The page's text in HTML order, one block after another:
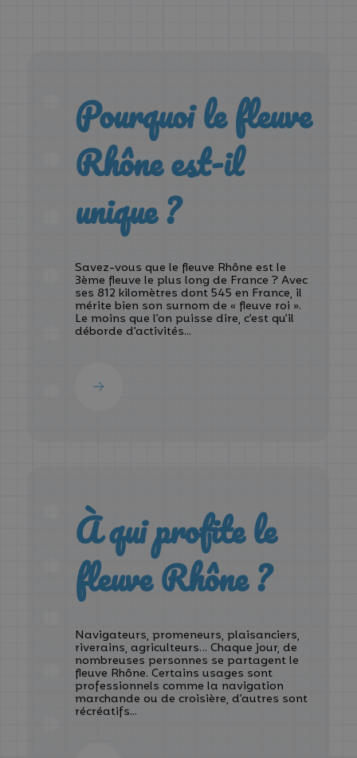
Pourquoi le fleuve
Rhône est-il
unique ?
Savez-vous que le fleuve Rhône est le
3ème fleuve le plus long de France ? Avec
ses 812 kilomètres dont 545 en France, il
mérite bien son surnom de « fleuve roi ».
Le moins que l’on puisse dire, c’est qu’il
déborde d’activités...
À qui profite le
fleuve Rhône ?
Navigateurs, promeneurs, plaisanciers,
riverains, agriculteurs… Chaque jour, de
nombreuses personnes se partagent le
fleuve Rhône. Certains usages sont
professionnels comme la navigation
marchande ou de croisière, d’autres sont
récréatifs...